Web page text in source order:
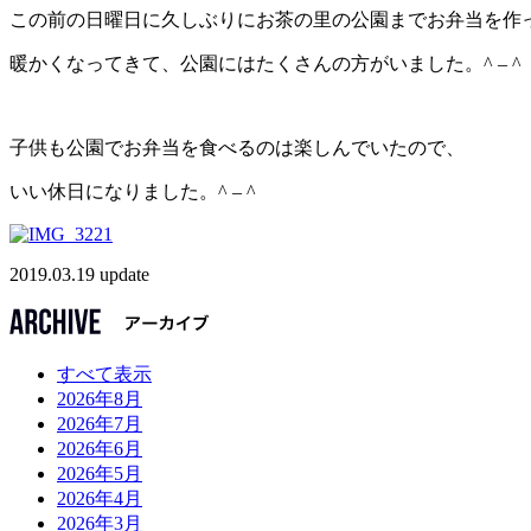
この前の日曜日に久しぶりにお茶の里の公園までお弁当を作
暖かくなってきて、公園にはたくさんの方がいました。^ – ^
子供も公園でお弁当を食べるのは楽しんでいたので、
いい休日になりました。^ – ^
2019.03.19 update
すべて表示
2026年8月
2026年7月
2026年6月
2026年5月
2026年4月
2026年3月